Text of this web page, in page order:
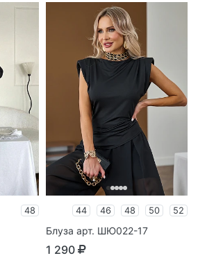
48 44 46 48 50 52
Блуза арт. ШЮ022-17
1 290